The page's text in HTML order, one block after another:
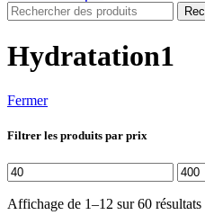
Hydratation1
Fermer
Filtrer les produits par prix
Prix
min
Prix
max
Affichage de 1–12 sur 60 résultats